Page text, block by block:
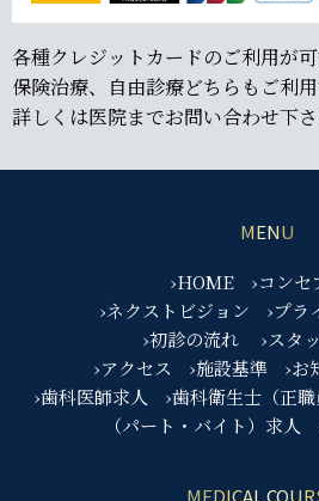
各種クレジットカードのご利用が可
保険治療、自由診療どちらもご利用
詳しくは医院までお問い合わせ下さ
MENU
›HOME
›コンセ
›ネクストビジョン
›プラ
›初診の流れ
›スタ
›アクセス
›施設基準 ›お
›歯科医師求人
›歯科衛生士（正
（パート・バイト）求人
MEDICAL